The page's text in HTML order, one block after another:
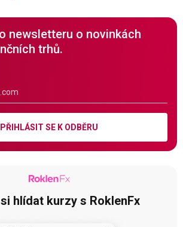
newsletteru o novinkách
trhů.
PŘIHLÁSIT SE K ODBĚRU
hlídat kurzy s RoklenFx